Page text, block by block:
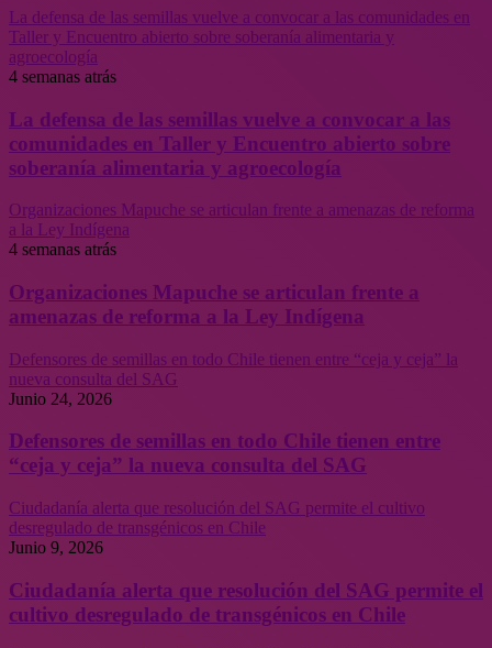
La defensa de las semillas vuelve a convocar a las comunidades en
Taller y Encuentro abierto sobre soberanía alimentaria y
agroecología
4 semanas atrás
La defensa de las semillas vuelve a convocar a las
comunidades en Taller y Encuentro abierto sobre
soberanía alimentaria y agroecología
Organizaciones Mapuche se articulan frente a amenazas de reforma
a la Ley Indígena
4 semanas atrás
Organizaciones Mapuche se articulan frente a
amenazas de reforma a la Ley Indígena
Defensores de semillas en todo Chile tienen entre “ceja y ceja” la
nueva consulta del SAG
Junio 24, 2026
Defensores de semillas en todo Chile tienen entre
“ceja y ceja” la nueva consulta del SAG
Ciudadanía alerta que resolución del SAG permite el cultivo
desregulado de transgénicos en Chile
Junio 9, 2026
Ciudadanía alerta que resolución del SAG permite el
cultivo desregulado de transgénicos en Chile